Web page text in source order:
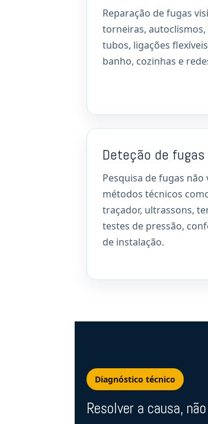
Reparação de fugas
torneiras, autoclismos,
tubos, ligações
banho, cozinhas e
Deteção de
Pesquisa de fugas não
métodos técnicos
traçador, ultrassons,
testes de pressão,
de instalação.
Diagnóstico técnico
Resolver a causa,